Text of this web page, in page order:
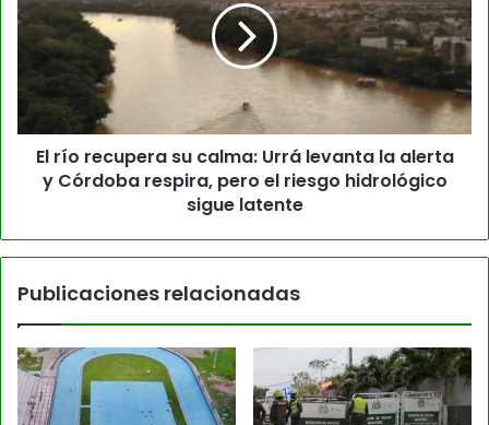
El río recupera su calma: Urrá levanta la alerta
y Córdoba respira, pero el riesgo hidrológico
sigue latente
Publicaciones relacionadas